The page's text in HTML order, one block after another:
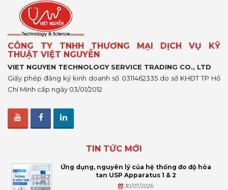
CÔNG TY TNHH THƯƠNG MẠI DỊCH VỤ KỸ
THUẬT VIỆT NGUYỄN
VIET NGUYEN TECHNOLOGY SERVICE TRADING CO., LTD
Giấy phép đăng ký kinh doanh số 0311462335 do sở KHĐT TP Hồ
Chí Minh cấp ngày 03/01/2012
TIN TỨC MỚI
Ứng dụng, nguyên lý của hệ thống đo độ hòa
tan USP Apparatus 1 & 2
30/07/2026